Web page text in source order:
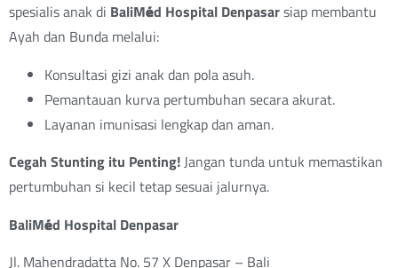
spesialis anak di BaliMéd Hospital Denpasarsiap membantu
Ayah dan Bunda melalui:
Konsultasi gizi anak dan pola asuh.
Pemantauan kurva pertumbuhan secara akurat.
Layanan imunisasi lengkap dan aman.
Cegah Stunting itu Penting!Jangan tunda untuk memastikan
pertumbuhan si kecil tetap sesuai jalurnya.
BaliMéd Hospital Denpasar
Jl. Mahendradatta No. 57 X Denpasar – Bali